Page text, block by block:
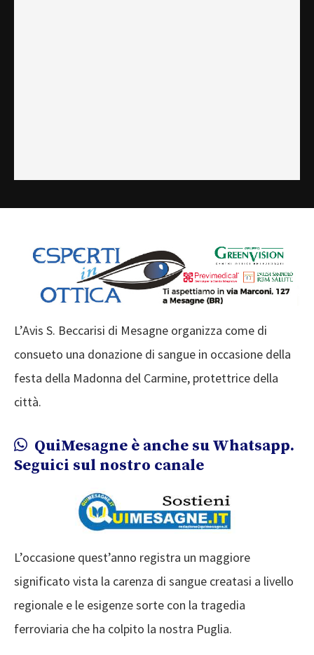
​L’Avis S. Beccarisi di Mesagne organizza come di
consueto una donazione di sangue in occasione della
festa della Madonna del Carmine, protettrice della
città.
QuiMesagne è anche su Whatsapp.
Seguici sul nostro canale
L’occasione quest’anno registra un maggiore
significato vista la carenza di sangue creatasi a livello
regionale e le esigenze sorte con la tragedia
ferroviaria che ha colpito la nostra Puglia.